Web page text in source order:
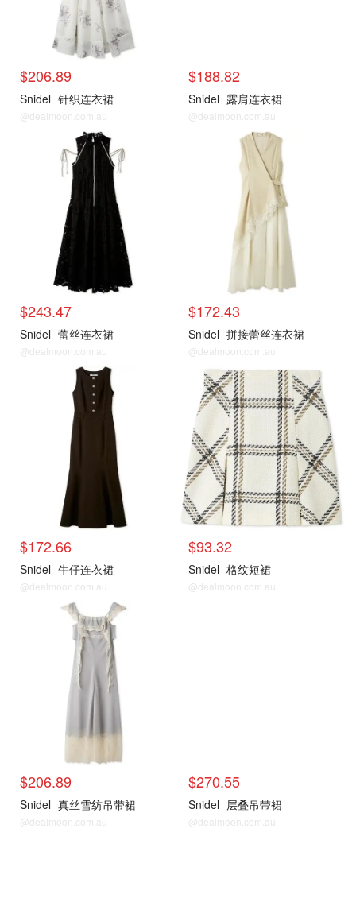
$206.89
Snidel 针织连衣裙
@dealmoon.com.au
$188.82
Snidel 露肩连衣裙
@dealmoon.com.au
$243.47
Snidel 蕾丝连衣裙
@dealmoon.com.au
$172.43
Snidel 拼接蕾丝连衣裙
@dealmoon.com.au
$172.66
Snidel 牛仔连衣裙
@dealmoon.com.au
$93.32
Snidel 格纹短裙
@dealmoon.com.au
$206.89
Snidel 真丝雪纺吊带裙
@dealmoon.com.au
$270.55
Snidel 层叠吊带裙
@dealmoon.com.au